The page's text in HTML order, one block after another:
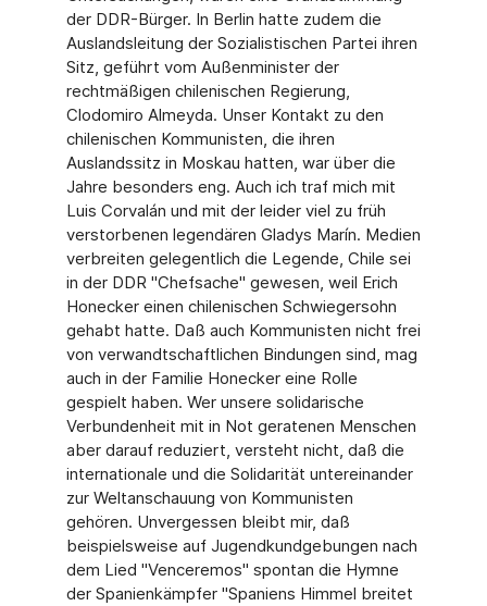
der DDR-Bürger. In Berlin hatte zudem die
Auslandsleitung der Sozialistischen Partei ihren
Sitz, geführt vom Außenminister der
rechtmäßigen chilenischen Regierung,
Clodomiro Almeyda. Unser Kontakt zu den
chilenischen Kommunisten, die ihren
Auslandssitz in Moskau hatten, war über die
Jahre besonders eng. Auch ich traf mich mit
Luis Corvalán und mit der leider viel zu früh
verstorbenen legendären Gladys Marín. Medien
verbreiten gelegentlich die Legende, Chile sei
in der DDR "Chefsache" gewesen, weil Erich
Honecker einen chilenischen Schwiegersohn
gehabt hatte. Daß auch Kommunisten nicht frei
von verwandtschaftlichen Bindungen sind, mag
auch in der Familie Honecker eine Rolle
gespielt haben. Wer unsere solidarische
Verbundenheit mit in Not geratenen Menschen
aber darauf reduziert, versteht nicht, daß die
internationale und die Solidarität untereinander
zur Weltanschauung von Kommunisten
gehören. Unvergessen bleibt mir, daß
beispielsweise auf Jugendkundgebungen nach
dem Lied "Venceremos" spontan die Hymne
der Spanienkämpfer "Spaniens Himmel breitet